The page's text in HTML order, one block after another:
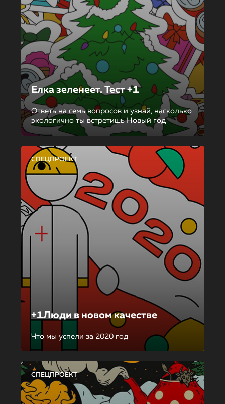
Елка зеленеет. Тест +1
Ответь на семь вопросов и узнай, насколько
экологично ты встретишь Новый год
СПЕЦПРОЕКТ
+1Люди в новом качестве
Что мы успели за 2020 год
СПЕЦПРОЕКТ